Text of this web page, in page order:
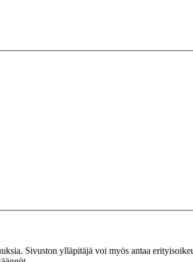
Sivuston ylläpitäjä voi myös antaa